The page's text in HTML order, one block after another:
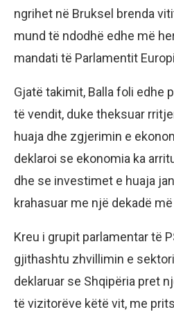
ngrihet në Bruksel brenda
mund të ndodhë edhe më
mandati të Parlamentit
Gjatë takimit, Balla foli edhe
të vendit, duke theksuar
huaja dhe zgjerimin e
deklaroi se ekonomia ka
dhe se investimet e huaja
krahasuar me një dekadë më
Kreu i grupit parlamentar të
gjithashtu zhvillimin e
deklaruar se Shqipëria pret
të vizitorëve këtë vit, me